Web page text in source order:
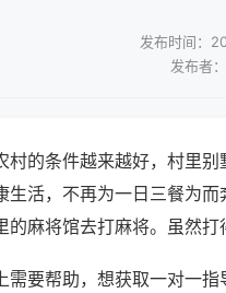
发布时间：
发布者
村的条件越来越好，村里
生活，不再为一日三餐为
的麻将馆去打麻将。虽然打
需要帮助，想获取一对一